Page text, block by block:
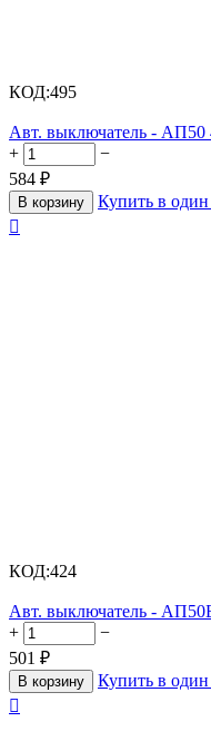
КОД:495
Авт. выключатель - АП50
+
−
584 ₽
В корзину
Купить в

КОД:424
Авт. выключатель -
+
−
501 ₽
В корзину
Купить в
